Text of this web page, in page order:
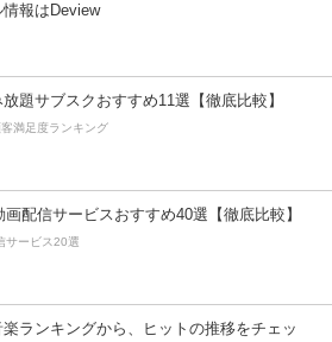
情報はDeview
題サブスクおすすめ11選【徹底比較】
満足度ランキング
画配信サービスおすすめ40選【徹底比較】
サービス20選
ランキングから、ヒットの推移をチェッ